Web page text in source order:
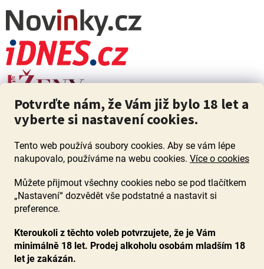
Potvrďte nám, že Vám již bylo 18 let a
vyberte si nastavení cookies.
Tento web používá soubory cookies. Aby se vám lépe
nakupovalo, používáme na webu cookies. Více o cookies
Můžete přijmout všechny cookies nebo se pod tlačítkem
„Nastavení“ dozvědět vše podstatné a nastavit si
preference.
Kteroukoli z těchto voleb potvrzujete, že je Vám
minimálně 18 let. Prodej alkoholu osobám mladším 18
let je zakázán.
ZÁKAZ PRODEJE ALKOHOLU OSOBÁM MLADŠÍM 18 LET. Pijte s
mírou i když pijete s Mírou.